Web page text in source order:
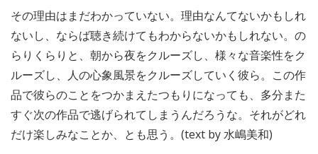
その理由はまだわかっていない。理由なんてないかもしれ
ないし、ならば聴き続けてもわからないかもしれない。の
らりくらりと、朝から夜をクルーズし、様々な音楽性をク
ルーズし、人の心象風景をクルーズしていく彼ら。この作
品で彼らのことをつかまえたつもりになっても、多分また
すぐ次の作品で逃げられてしまうんだろうな。それがどれ
だけ楽しみなことか、とも思う。(text by 水嶋美和)